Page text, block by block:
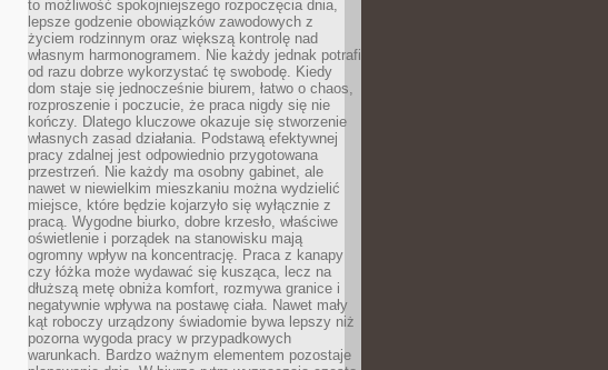
to możliwość spokojniejszego rozpoczęcia dnia,
lepsze godzenie obowiązków zawodowych z
życiem rodzinnym oraz większą kontrolę nad
własnym harmonogramem. Nie każdy jednak potrafi
od razu dobrze wykorzystać tę swobodę. Kiedy
dom staje się jednocześnie biurem, łatwo o chaos,
rozproszenie i poczucie, że praca nigdy się nie
kończy. Dlatego kluczowe okazuje się stworzenie
własnych zasad działania. Podstawą efektywnej
pracy zdalnej jest odpowiednio przygotowana
przestrzeń. Nie każdy ma osobny gabinet, ale
nawet w niewielkim mieszkaniu można wydzielić
miejsce, które będzie kojarzyło się wyłącznie z
pracą. Wygodne biurko, dobre krzesło, właściwe
oświetlenie i porządek na stanowisku mają
ogromny wpływ na koncentrację. Praca z kanapy
czy łóżka może wydawać się kusząca, lecz na
dłuższą metę obniża komfort, rozmywa granice i
negatywnie wpływa na postawę ciała. Nawet mały
kąt roboczy urządzony świadomie bywa lepszy niż
pozorna wygoda pracy w przypadkowych
warunkach. Bardzo ważnym elementem pozostaje